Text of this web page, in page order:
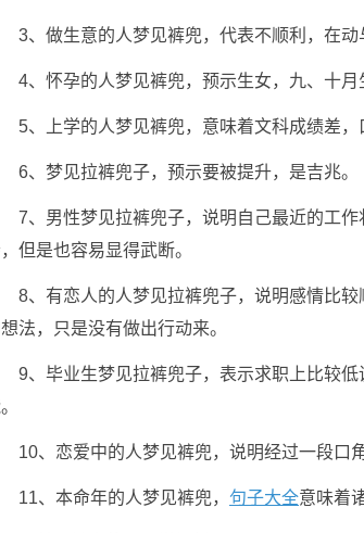
3、做生意的人梦见裤兜，代表不顺利，在动
4、怀孕的人梦见裤兜，预示生女，九、十月
5、上学的人梦见裤兜，意味着文科成绩差，
6、梦见拉裤兜子，预示要被提升，是吉兆。
7、男性梦见拉裤兜子，说明自己最近的工
但是也容易显得武断。
8、有恋人的人梦见拉裤兜子，说明感情比
法，只是没有做出行动来。
9、毕业生梦见拉裤兜子，表示求职上比较
10、恋爱中的人梦见裤兜，说明经过一段口
11、本命年的人梦见裤兜， 句子大全意味着